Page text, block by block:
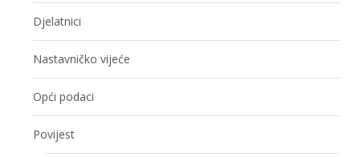
Djelatnici
Nastavničko vijeće
Opći podaci
Povijest